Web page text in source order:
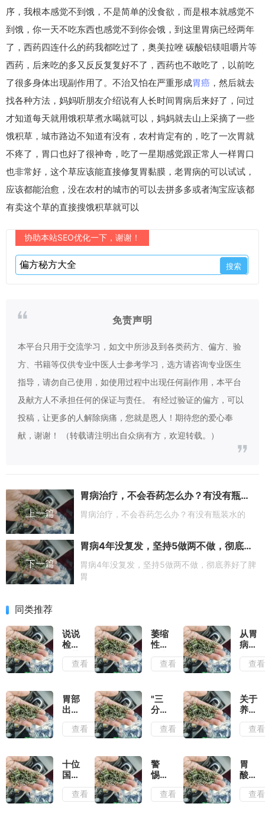
序，我根本感觉不到饿，不是简单的没食欲，而是根本就感觉不
到饿，你一天不吃东西也感觉不到你会饿，到这里胃病已经两年
了，西药四连什么的药我都吃过了，奥美拉唑 碳酸铝镁咀嚼片等
西药，后来吃的多又反反复复好不了，西药也不敢吃了，以前吃
了很多身体出现副作用了。不治又怕在严重形成胃癌 ，然后就去
找各种方法，妈妈听朋友介绍说有人长时间胃病后来好了，问过
才知道每天就用饿积草煮水喝就可以，妈妈就去山上采摘了一些
饿积草，城市路边不知道有没有，农村肯定有的，吃了一次胃就
不疼了，胃口也好了很神奇，吃了一星期感觉跟正常人一样胃口
也非常好，这个草应该能直接修复胃黏膜，老胃病的可以试试，
应该都能治愈，没在农村的城市的可以去拼多多或者淘宝应该都
有卖这个草的直接搜饿积草就可以
协助本站SEO优化一下，谢谢！
免责声明
本平台只用于交流学习，如文中所涉及到各类药方、偏方、验
方、书籍等仅供专业中医人士参考学习，选方请咨询专业医生
指导，请勿自己使用，如使用过程中出现任何副作用，本平台
及献方人不承担任何的保证与责任。 有经过验证的偏方，可以
投稿，让更多的人解除病痛，您就是恩人！期待您的爱心奉
献，谢谢！ （转载请注明出自众病有方，欢迎转载。）
上一篇
胃病治疗，不会吞药怎么办？有没有瓶装水的
胃病治疗，不会吞药怎么办？有没有瓶装水的
下一篇
胃病4年没复发，坚持5做两不做，彻底养好了脾胃
胃病4年没复发，坚持5做两不做，彻底养好了脾
胃
同类推荐
说说
检查
出萎
缩性
怎么
好的
查看
萎缩
性胃
炎患
者，
子真
的要
结束
查看
从胃
病到
胃
癌，
一点
点"变
坏"的
查看
胃部
出现
哪些
症状
病了
啊？
查看
"三
分
治，
七分
养
胃，
这些
小妙
招要
查看
关于
养
胃，
这些
搞错
了
查看
十位
国医
大师
治疗
查看
警
惕！
这6
种常
查看
胃
酸、
胃
痛、
查看